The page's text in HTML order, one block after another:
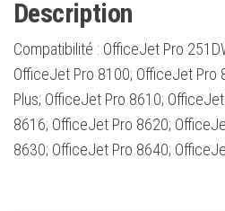
Description
Compatibilité : OfficeJet Pro
OfficeJet Pro 8100; OfficeJet Pro
Plus; OfficeJet Pro 8610;
8616; OfficeJet Pro 8620;
8630; OfficeJet Pro 8640;